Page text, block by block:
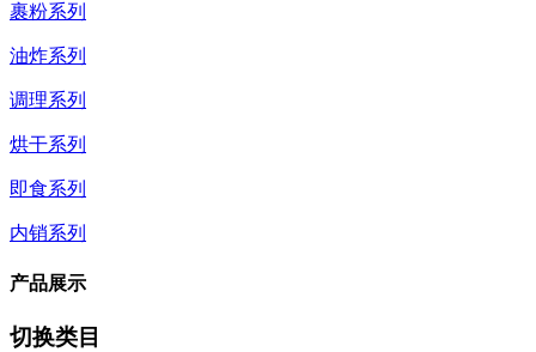
裹粉系列
油炸系列
调理系列
烘干系列
即食系列
内销系列
产品展示
切换类目